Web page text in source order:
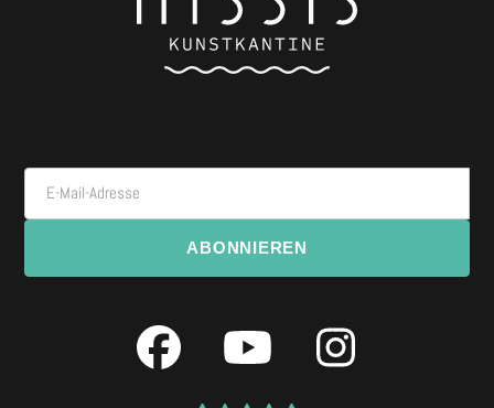
E-Mail-Adresse
ABONNIEREN
Facebook
YouTube